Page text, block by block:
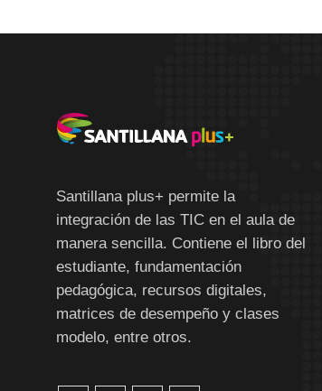
Santillana plus+ permite la
integración de las TIC en el aula de
manera sencilla. Contiene el libro del
estudiante, fundamentación
pedagógica, recursos digitales,
matrices de desempeño y clases
modelo, entre otros.